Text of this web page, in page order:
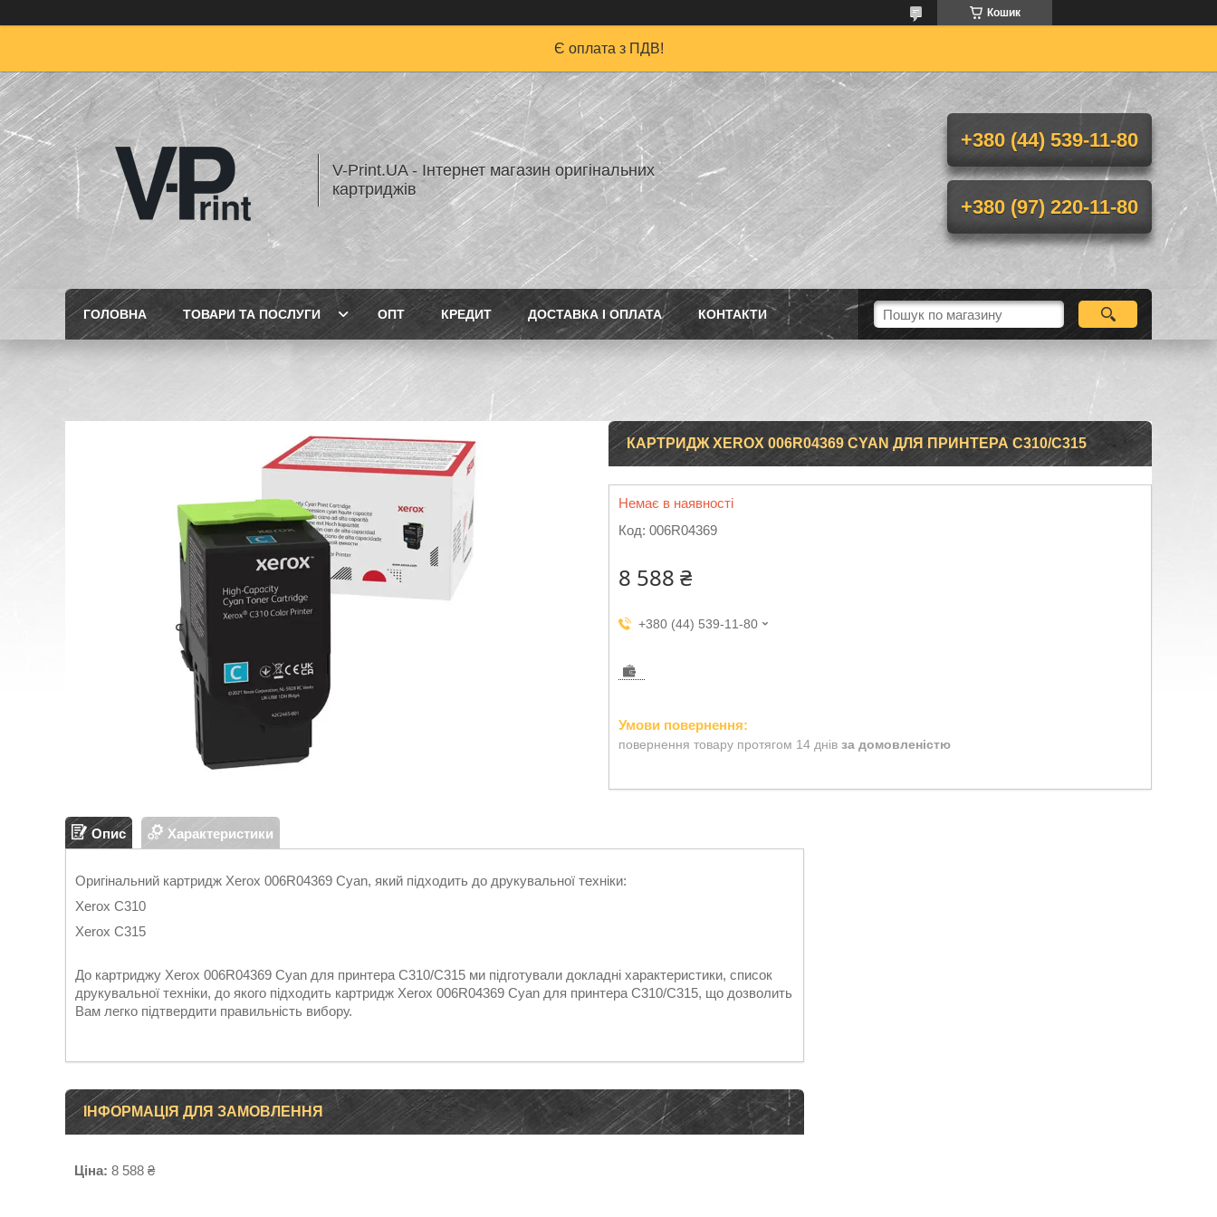
Кошик
Є оплата з ПДВ!
V-Print.UA - Інтернет магазин оригінальних
картриджів
+380 (44) 539-11-80
+380 (97) 220-11-80
ГОЛОВНА ТОВАРИ ТА ПОСЛУГИ ОПТ КРЕДИТ ДОСТАВКА І ОПЛАТА КОНТАКТИ
КАРТРИДЖ XEROX 006R04369 CYAN ДЛЯ ПРИНТЕРА C310/C315
Немає в наявності
Код: 006R04369
8 588 ₴
+380 (44) 539-11-80
повернення товару протягом 14 днів за домовленістю
Опис Характеристики
Оригінальний картридж Xerox 006R04369 Cyan, який підходить до друкувальної техніки:
Xerox C310
Xerox C315
До картриджу Xerox 006R04369 Cyan для принтера C310/C315 ми підготували докладні характеристики, список
друкувальної техніки, до якого підходить картридж Xerox 006R04369 Cyan для принтера C310/C315, що дозволить
Вам легко підтвердити правильність вибору.
ІНФОРМАЦІЯ ДЛЯ ЗАМОВЛЕННЯ
Ціна: 8 588 ₴